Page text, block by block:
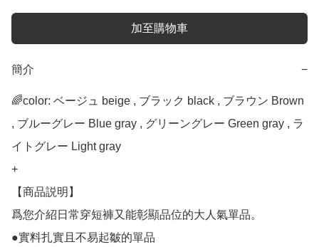
加至購物車
簡介 −
🌈color: ベージュ beige , ブラック black , ブラウン Brown
, ブルーグレー Blue gray , グリーングレー Green gray , ラ
イトグレー Light gray
+
【商品説明】
爲您介紹日常穿短褲又能彰顯品位的大人氣單品。
●實料扎實且不易起皺的單品